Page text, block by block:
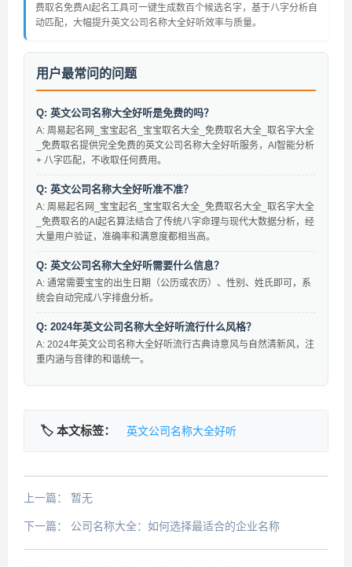
费取名免费AI起名工具可一键生成数百个候选名字，基于八字分析自
动匹配，大幅提升英文公司名称大全好听效率与质量。
用户最常问的问题
Q: 英文公司名称大全好听是免费的吗？
A: 周易起名网_宝宝起名_宝宝取名大全_免费取名大全_取名字大全
_免费取名提供完全免费的英文公司名称大全好听服务，AI智能分析
+ 八字匹配，不收取任何费用。
Q: 英文公司名称大全好听准不准？
A: 周易起名网_宝宝起名_宝宝取名大全_免费取名大全_取名字大全
_免费取名的AI起名算法结合了传统八字命理与现代大数据分析，经
大量用户验证，准确率和满意度都相当高。
Q: 英文公司名称大全好听需要什么信息？
A: 通常需要宝宝的出生日期（公历或农历）、性别、姓氏即可，系
统会自动完成八字排盘分析。
Q: 2024年英文公司名称大全好听流行什么风格？
A: 2024年英文公司名称大全好听流行古典诗意风与自然清新风，注
重内涵与音律的和谐统一。
🏷️ 本文标签： 英文公司名称大全好听
上一篇： 暂无
下一篇： 公司名称大全：如何选择最适合的企业名称